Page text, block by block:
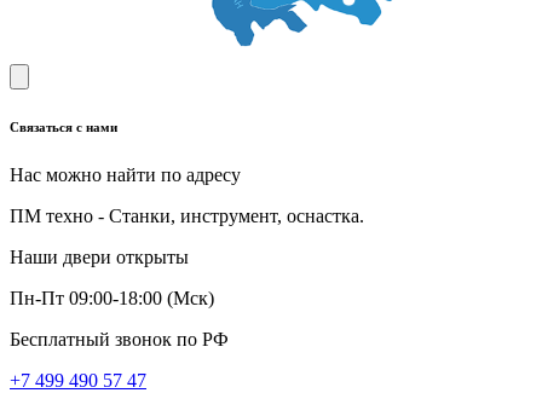
Связаться с нами
Нас можно найти по адресу
ПМ техно - Станки, инструмент, оснастка.
Наши двери открыты
Пн-Пт 09:00-18:00 (Мск)
Бесплатный звонок по РФ
+7 499 490 57 47